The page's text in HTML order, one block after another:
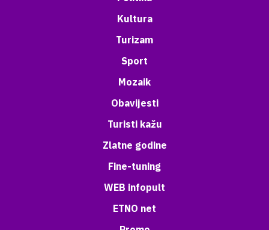
Kultura
Turizam
Sport
Mozaik
Obavijesti
Turisti kažu
Zlatne godine
Fine-tuning
WEB infopult
ETNO net